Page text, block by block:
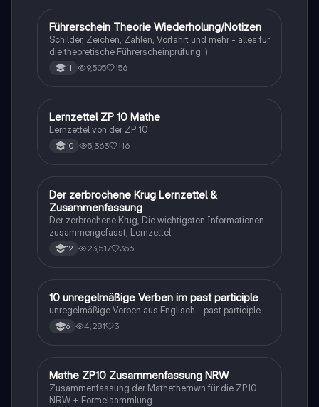
Lerntipps
Führerschein Theorie Wiederholung/Notizen
Schilder, Zeichen, Zahlen, Vorfahrt und mehr - alles für
die theoretische Führerscheinprüfung :)
11 9,505 156
Mathe
Lernzettel ZP 10 Mathe
Lernzettel von der ZP 10
10 5,363 116
Deutsch
Der zerbrochene Krug Lernzettel &
Zusammenfassung
Der zerbrochene Krug, Die wichtigsten Informationen
zusammengefasst, Lernzettel
12 23,517 356
1 Englisch
10 unregelmäßige Verben im past participle
unregelmäßige Verben aus Englisch - past participle
6 4,281 3
Mathe
Mathe ZP10 Zusammenfassung NRW
Zusammenfassung der Mathethemwn für die ZP10
NRW + Formelsammlung